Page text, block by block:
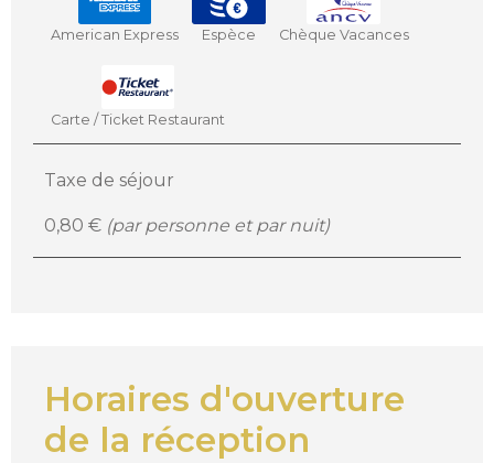
American Express Espèce Chèque Vacances
Carte / Ticket Restaurant
Taxe de séjour
0,80 € (par personne et par nuit)
Horaires d'ouverture
de la réception